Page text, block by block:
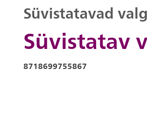
Süvistatav
Süvistatavad
8718699755867